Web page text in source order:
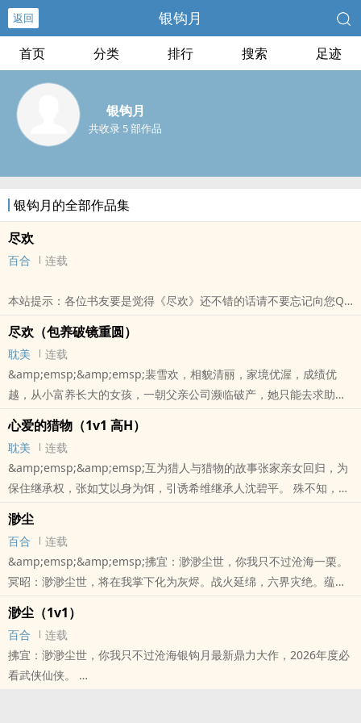
返回 银钩月
首页 分类 排行 搜索 足迹
银钩月
共收录 5 部作品
银钩月的全部作品集
尽欢
百合 连载
本站提示：各位书友要是觉得《尽欢》还不错的话请不要忘记向您QQ
群和微博里的朋友推荐哦！
尽欢（包养破镜重圆）
耽美
连载
&amp;emsp;&amp;emsp;裴雪欢，相貌清丽，家境优渥，成绩优
越，从小富养长大的女孩，一朝父亲公司濒临破产，她只能去求助陆
个找上门来叫他“晋辰哥哥”的女孩，心想我非常讨厌有人乱攀亲戚，
还把他叫得身下发硬。像这样的妖孽女人，一定要好好惩罚。但是怎
么回事，她怎么——这么爱哭？！！非典型包养文，事实是，陆晋辰
很快明
本站提示：各位书友要是觉得《尽欢（包养破镜重圆）》还不错的话
请不要忘记向您QQ群和微博里的朋友推荐哦！
心爱的猎物（1v1 高H）
耽美
连载
&amp;emsp;&amp;emsp;互为猎人与猎物的故事张家亲女回归，为
保住继承权，张如艾以身为饵，引诱希维继承人沈碧平。 殊不知，沈
订婚后同居，各怀心思。 直到那天，随着一鞭落下，是他的一句呢
喃：“心爱的猎物……”张如艾几欲作呕。猎物、玩物、宠物……他果然
没把她当人。她闭眼承受，心中却冷笑：我一定不会放过你。而沈碧
本站提示：各位书友要是觉得《心爱的猎物（1v1 高H）》还不错的
话请不要忘记向您QQ群和微博里的朋友推荐哦！
渺尘
百合
连载
&amp;emsp;&amp;emsp;拂宜：渺渺尘世，你我只不过沧海一栗。
冥昭：渺渺尘世，将在我掌下化为灰烬。战火延绵，六界灾绝。蕴火
运，导向卦中唯一的结局。是杀戮、毁灭，还是救赎、圆满？第一
世：青梅竹马小情侣，慕容庭vs楚玉锦第二世：扭曲狠绝宋还旌vs至
高至洁江捷第三世：蕴火拂宜vs魔尊冥昭
本站提示：各位书友要是觉得《渺尘》还不错的话请不要忘记向您QQ
渺尘（1v1）
百合
连载
拂宜：渺渺尘世，你我只不过沧海银钩月最新鼎力大作，2026年度必
看武侠仙侠。